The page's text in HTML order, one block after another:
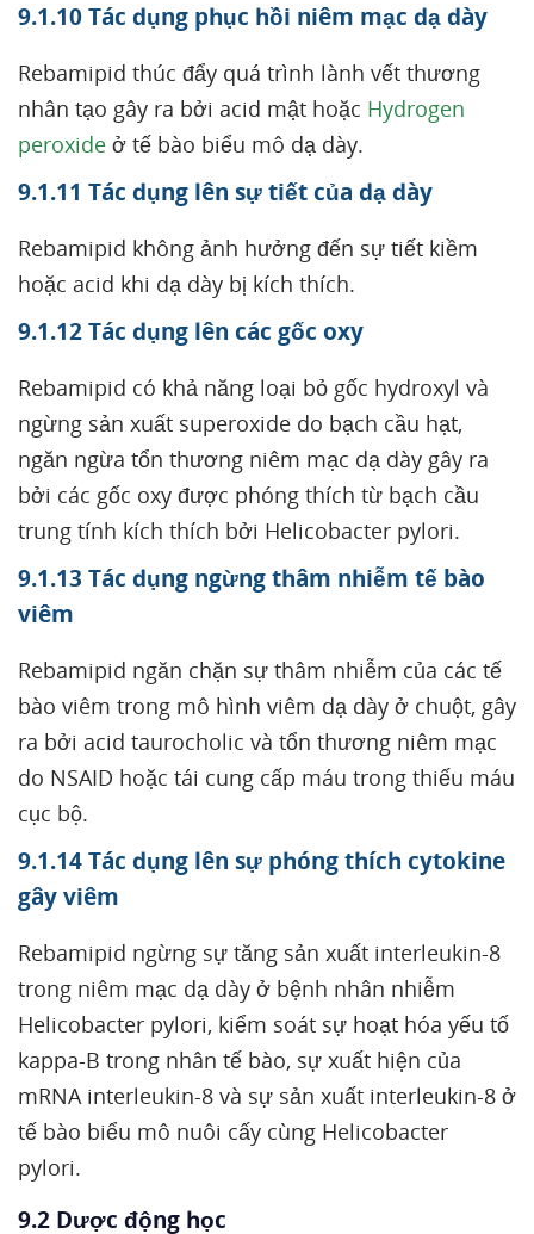
9.1.10 Tác dụng phục hồi niêm mạc dạ dày
Rebamipid thúc đẩy quá trình lành vết thương
nhân tạo gây ra bởi acid mật hoặc Hydrogen
peroxide ở tế bào biểu mô dạ dày.
9.1.11 Tác dụng lên sự tiết của dạ dày
Rebamipid không ảnh hưởng đến sự tiết kiềm
hoặc acid khi dạ dày bị kích thích.
9.1.12 Tác dụng lên các gốc oxy
Rebamipid có khả năng loại bỏ gốc hydroxyl và
ngừng sản xuất superoxide do bạch cầu hạt,
ngăn ngừa tổn thương niêm mạc dạ dày gây ra
bởi các gốc oxy được phóng thích từ bạch cầu
trung tính kích thích bởi Helicobacter pylori.
9.1.13 Tác dụng ngừng thâm nhiễm tế bào
viêm
Rebamipid ngăn chặn sự thâm nhiễm của các tế
bào viêm trong mô hình viêm dạ dày ở chuột, gây
ra bởi acid taurocholic và tổn thương niêm mạc
do NSAID hoặc tái cung cấp máu trong thiếu máu
cục bộ.
9.1.14 Tác dụng lên sự phóng thích cytokine
gây viêm
Rebamipid ngừng sự tăng sản xuất interleukin-8
trong niêm mạc dạ dày ở bệnh nhân nhiễm
Helicobacter pylori, kiểm soát sự hoạt hóa yếu tố
kappa-B trong nhân tế bào, sự xuất hiện của
mRNA interleukin-8 và sự sản xuất interleukin-8 ở
tế bào biểu mô nuôi cấy cùng Helicobacter
pylori.
9.2 Dược động học